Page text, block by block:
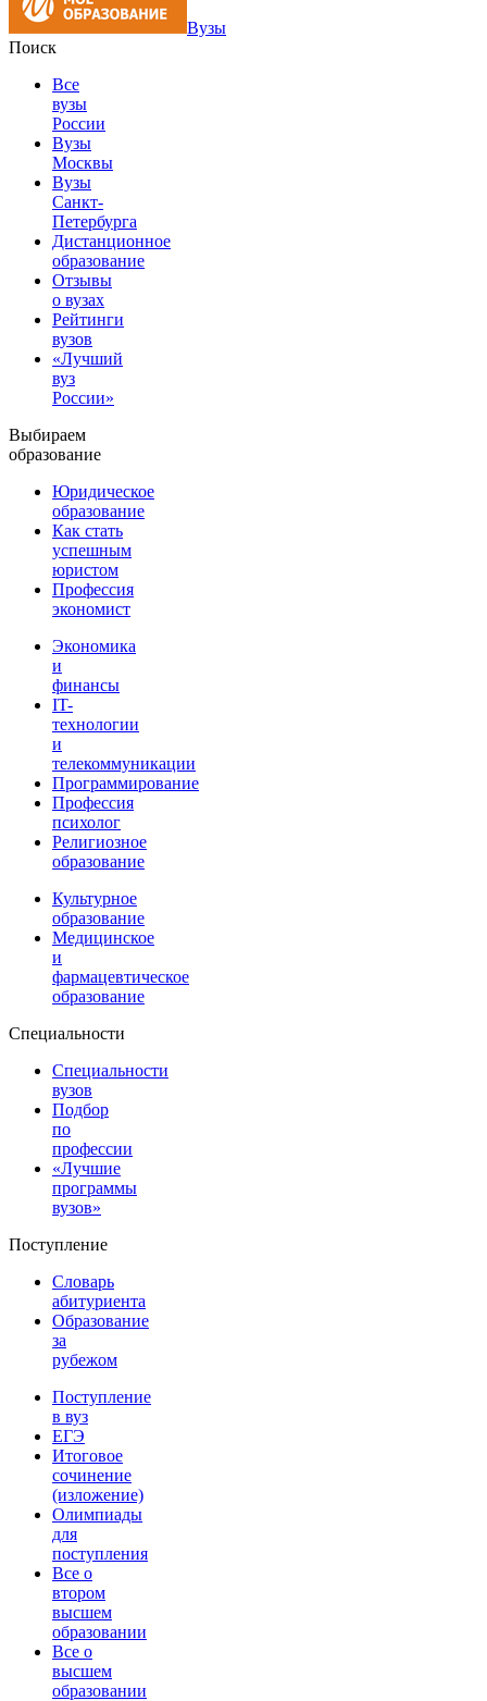
Вузы
Поиск
Все
вузы
России
Вузы
Москвы
Вузы
Санкт-
Петербурга
Дистанционное
образование
Отзывы
о вузах
Рейтинги
вузов
«Лучший
вуз
России»
Выбираем
образование
Юридическое
образование
Как стать
успешным
юристом
Профессия
экономист
Экономика
и
финансы
IT-
технологии
и
телекоммуникации
Программирование
Профессия
психолог
Религиозное
образование
Культурное
образование
Медицинское
и
фармацевтическое
образование
Специальности
Специальности
вузов
Подбор
по
профессии
«Лучшие
программы
вузов»
Поступление
Словарь
абитуриента
Образование
за
рубежом
Поступление
в вуз
ЕГЭ
Итоговое
сочинение
(изложение)
Олимпиады
для
поступления
Все о
втором
высшем
образовании
Все о
высшем
образовании